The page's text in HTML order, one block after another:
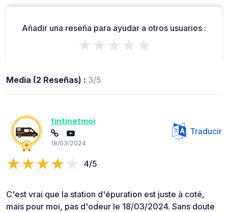
Añadir una reseña para ayudar a otros usuarios :
★★★★★
Media (2 Reseñas) : 3/5
tintinetmoi
18/03/2024
Traducir
4/5
C'est vrai que la station d'épuration est juste à coté,
mais pour moi, pas d'odeur le 18/03/2024. Sans doute